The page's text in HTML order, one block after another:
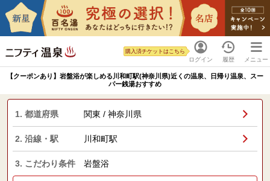
ログイン
購入済チケットはこちら
履歴 メニュー
【クーポンあり】岩盤浴が楽しめる川和町駅(神奈川県)近くの温泉、日帰り温泉、スー
パー銭湯おすすめ
1. 都道府県 関東 / 神奈川県
2. 沿線・駅 川和町駅
3. こだわり条件 岩盤浴